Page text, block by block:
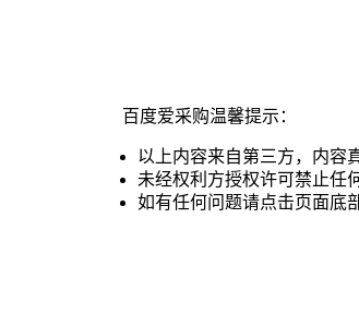
百度爱采购温馨提示：
以上内容来自第三方，内容
未经权利方授权许可禁止任
如有任何问题请点击页面底